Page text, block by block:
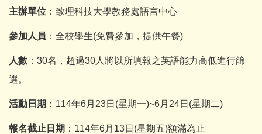
主辦單位 ：致理科技大學教務處語言中心
參加人員 ：全校學生(免費參加，提供午餐)
人數 ：30名，超過30人將以所填報之英語能力高低進行篩
選。
活動日期 ：114年6月23日(星期一)~6月24日(星期二)
報名截止日期 ：114年6月13日(星期五)額滿為止